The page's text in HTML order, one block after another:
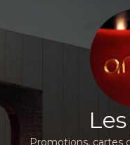
Promotions, cartes